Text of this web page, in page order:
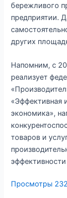
бережливого
предприятии.
других
Напомним, с
реализует
«Эффективная
экономика»,
товаров и
Просмотры 232